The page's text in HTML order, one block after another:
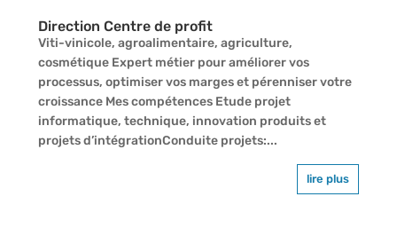
Direction Centre de profit
Viti-vinicole, agroalimentaire, agriculture,
cosmétique Expert métier pour améliorer vos
processus, optimiser vos marges et pérenniser votre
croissance Mes compétences Etude projet
informatique, technique, innovation produits et
projets d’intégrationConduite projets:...
lire plus